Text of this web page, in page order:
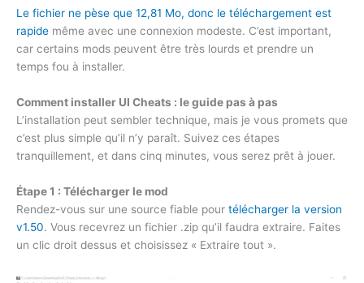
Le fichier ne pèse que 12,81 Mo, donc le téléchargement est
rapide même avec une connexion modeste. C’est important,
car certains mods peuvent être très lourds et prendre un
temps fou à installer.
Comment installer UI Cheats : le guide pas à pas
L’installation peut sembler technique, mais je vous promets que
c’est plus simple qu’il n’y paraît. Suivez ces étapes
tranquillement, et dans cinq minutes, vous serez prêt à jouer.
Étape 1 : Télécharger le mod
Rendez-vous sur une source fiable pour télécharger la version
v1.50. Vous recevrez un fichier .zip qu’il faudra extraire. Faites
un clic droit dessus et choisissez « Extraire tout ».